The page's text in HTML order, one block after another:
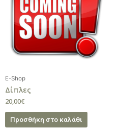
E-Shop
Δίπλες
20,00€
Προσθήκη στο καλάθι